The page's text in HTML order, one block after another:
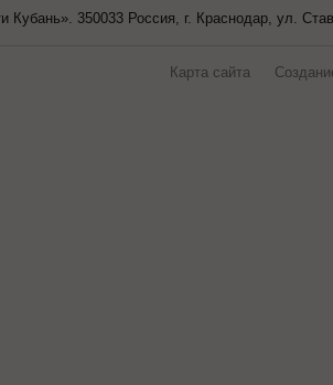
Кубань». 350033 Россия, г. Краснодар, ул.
Карта сайта